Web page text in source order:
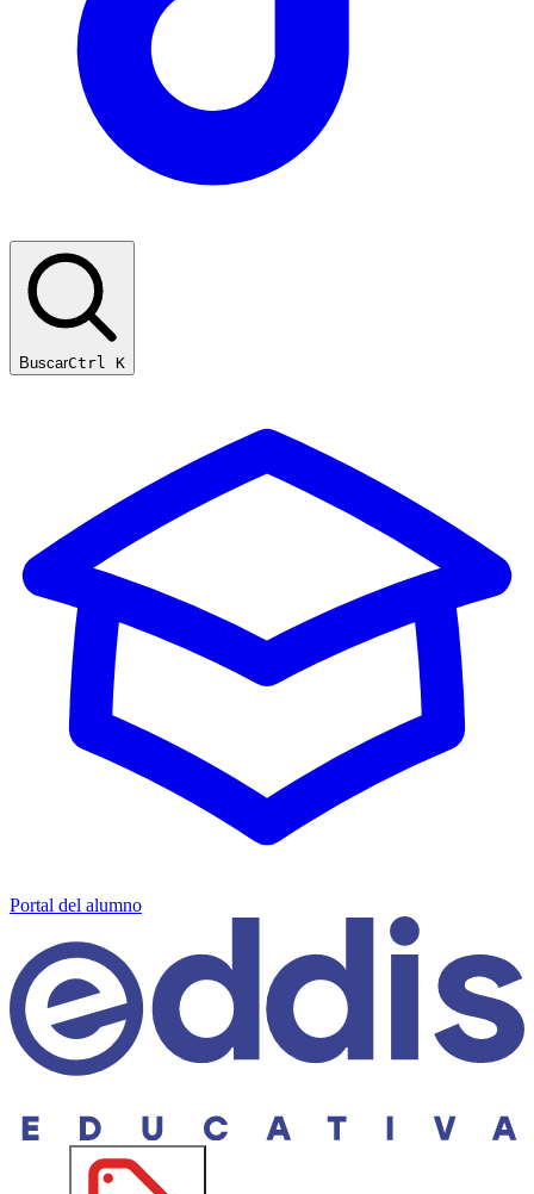
BuscarCtrl K
Portal del alumno